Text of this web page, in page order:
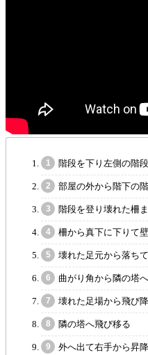
階段を下り左側の階
部屋の外から階下の
階段を登り壊れた柵
柵から真下に下りて
壊れた足元から落ち
曲がり角から隣の塔
壊れた足場から飛び
隣の塔へ飛び移る
外へ出て右手から昇